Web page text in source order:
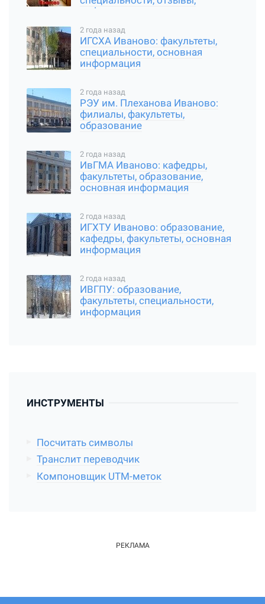
информация
2 года назад
ИГСХА Иваново: факультеты,
специальности, основная
информация
2 года назад
РЭУ им. Плеханова Иваново:
филиалы, факультеты,
образование
2 года назад
ИвГМА Иваново: кафедры,
факультеты, образование,
основная информация
2 года назад
ИГХТУ Иваново: образование,
кафедры, факультеты, основная
информация
2 года назад
ИВГПУ: образование,
факультеты, специальности,
информация
ИНСТРУМЕНТЫ
Посчитать символы
Транслит переводчик
Компоновщик UTM-меток